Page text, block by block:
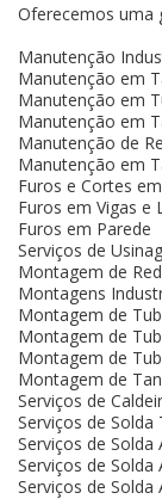
Oferecemos uma
Manutenção
Manutenção em
Manutenção em
Manutenção em
Manutenção de
Manutenção em
Furos e Cortes
Furos em Vigas e
Furos em Parede
Serviços de
Montagem de
Montagens
Montagem de
Montagem de
Montagem de
Montagem de
Serviços de
Serviços de Solda
Serviços de Solda
Serviços de Solda
Serviços de Solda